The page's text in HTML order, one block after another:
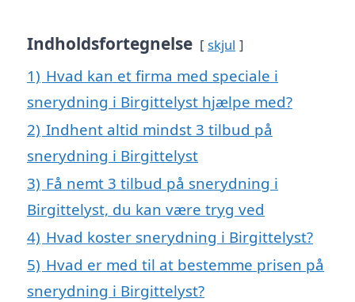
Indholdsfortegnelse skjul
1) Hvad kan et firma med speciale i
snerydning i Birgittelyst hjælpe med?
2) Indhent altid mindst 3 tilbud på
snerydning i Birgittelyst
3) Få nemt 3 tilbud på snerydning i
Birgittelyst, du kan være tryg ved
4) Hvad koster snerydning i Birgittelyst?
5) Hvad er med til at bestemme prisen på
snerydning i Birgittelyst?